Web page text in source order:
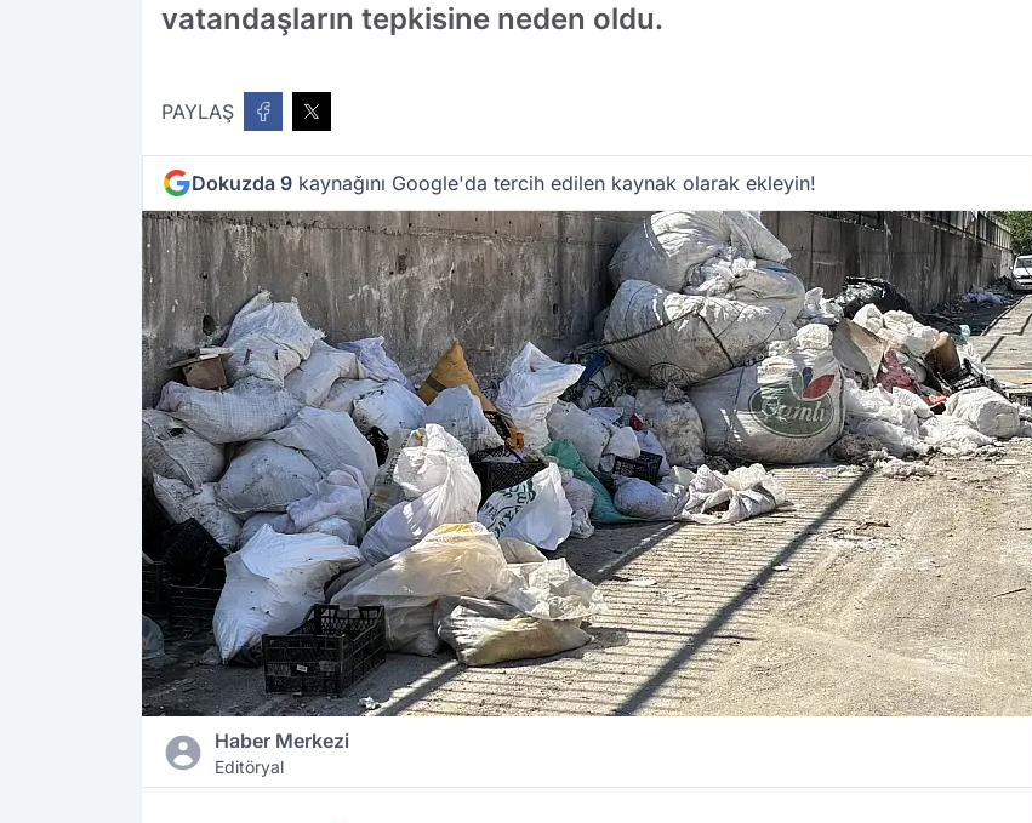
vatandaşların tepkisine neden oldu.
PAYLAŞ
Dokuzda 9 kaynağını Google'da tercih edilen kaynak olarak ekleyin!
Haber Merkezi
Editöryal